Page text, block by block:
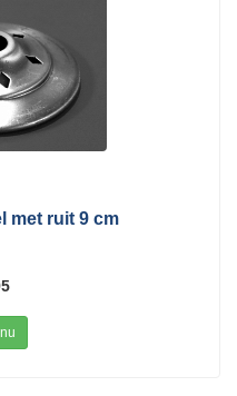
met ruit 9 cm